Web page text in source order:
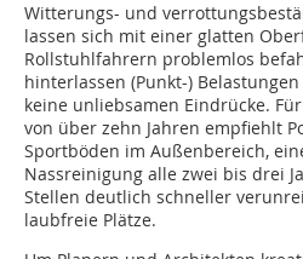
Witterungs- und
lassen sich mit einer glatten
Rollstuhlfahrern problemlos
hinterlassen (Punkt-)
keine unliebsamen Eindrücke.
von über zehn Jahren empfiehlt
Sportböden im Außenbereich,
Nassreinigung alle zwei bis drei
Stellen deutlich schneller
laubfreie Plätze.